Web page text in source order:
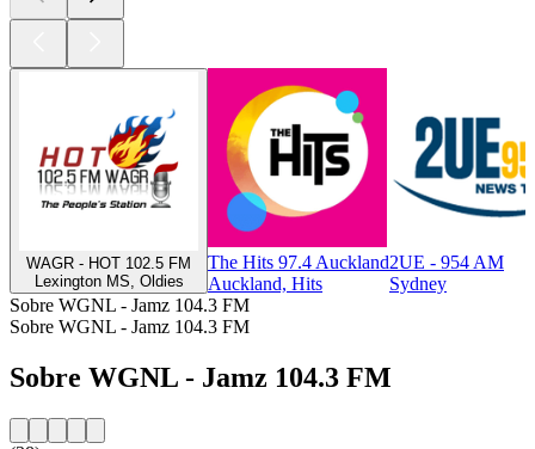
WAGR - HOT 102.5 FM
Lexington MS, Oldies
The Hits 97.4 Auckland
Auckland, Hits
2UE - 954 AM
Sydney
Sobre WGNL - Jamz 104.3 FM
Sobre WGNL - Jamz 104.3 FM
Sobre WGNL - Jamz 104.3 FM